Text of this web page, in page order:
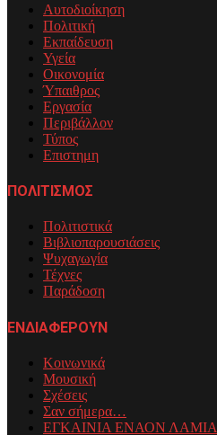
Αυτοδιοίκηση
Πολιτική
Εκπαίδευση
Υγεία
Οικονομία
Ύπαιθρος
Εργασία
Περιβάλλον
Τύπος
Επιστημη
ΠΟΛΙΤΙΣΜΟΣ
Πολιτιστικά
Βιβλιοπαρουσιάσεις
Ψυχαγωγία
Τέχνες
Παράδοση
ΕΝΔΙΑΦΕΡΟΥΝ
Κοινωνικά
Μουσική
Σχέσεις
Σαν σήμερα…
ΕΓΚΑΙΝΙΑ ΕΝΑΟΝ ΛΑΜΙΑ